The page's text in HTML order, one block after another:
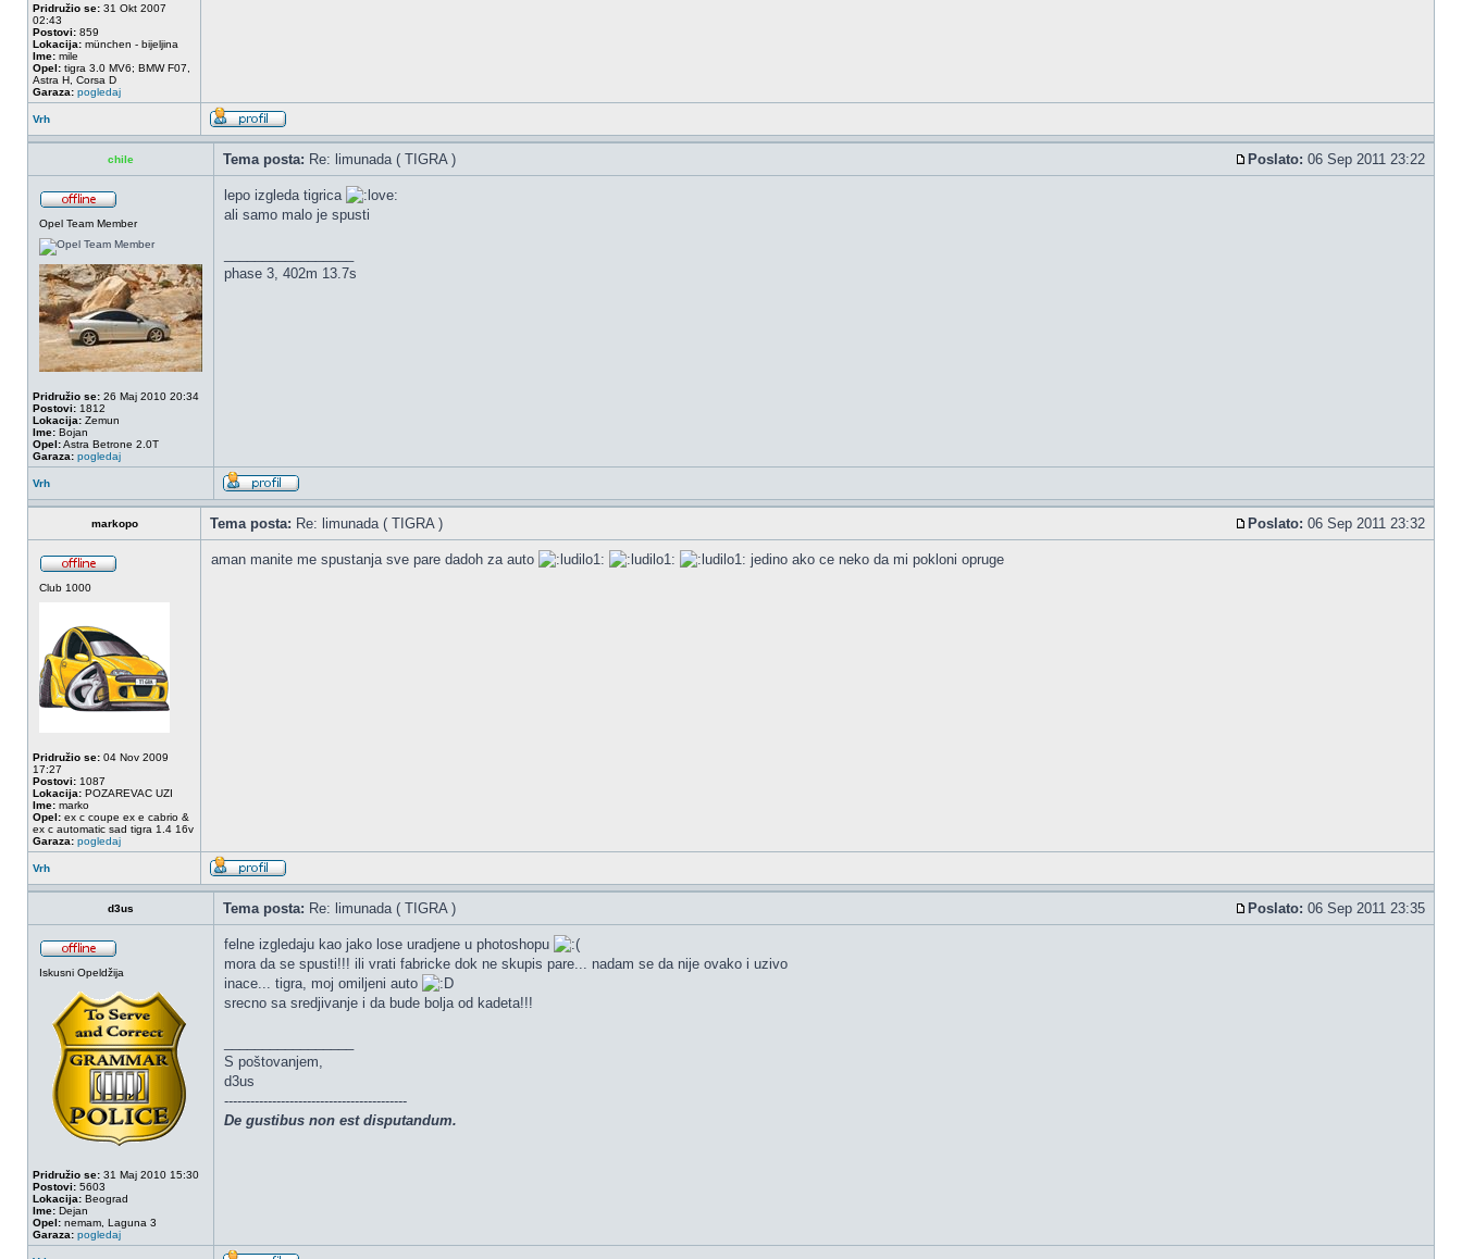
Pridružio se: 31 Okt 2007
02:43
Postovi: 859
Lokacija: münchen - bijeljina
Ime: mile
Opel: tigra 3.0 MV6; BMW F07,
Astra H, Corsa D
Garaza: pogledaj
Vrh
chile Tema posta: Re: limunada ( TIGRA ) Poslato: 06 Sep 2011 23:22
Opel Team Member
Pridružio se: 26 Maj 2010 20:34
Postovi: 1812
Lokacija: Zemun
Ime: Bojan
Opel:Astra Betrone 2.0T
Garaza: pogledaj
lepo izgleda tigrica
ali samo malo je spusti
phase 3, 402m 13.7s
Vrh
markopo Tema posta: Re: limunada ( TIGRA ) Poslato: 06 Sep 2011 23:32
Club 1000
Pridružio se: 04 Nov 2009
17:27
Postovi: 1087
Lokacija: POZAREVAC UZI
Ime: marko
Opel: ex c coupe ex e cabrio &
ex c automatic sad tigra 1.4 16v
Garaza: pogledaj
aman manite me spustanja sve pare dadoh za auto jedino ako ce neko da mi pokloni opruge
Vrh
d3us Tema posta: Re: limunada ( TIGRA ) Poslato: 06 Sep 2011 23:35
Iskusni Opeldžija
Pridružio se: 31 Maj 2010 15:30
Postovi: 5603
Lokacija: Beograd
Ime: Dejan
Opel: nemam, Laguna 3
Garaza: pogledaj
felne izgledaju kao jako lose uradjene u photoshopu
mora da se spusti!!! ili vrati fabricke dok ne skupis pare... nadam se da nije ovako i uzivo
inace... tigra, moj omiljeni auto
srecno sa sredjivanje i da bude bolja od kadeta!!!
S poštovanjem,
d3us
------------------------------------------
De gustibus non est disputandum.